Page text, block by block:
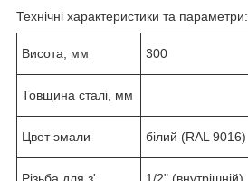
Технічні характеристики та параметри:
Висота, мм 300
Товщина сталі, мм
Цвет эмали білий (RAL 9016)
Різьба для з'
1/2" (внутрішній)